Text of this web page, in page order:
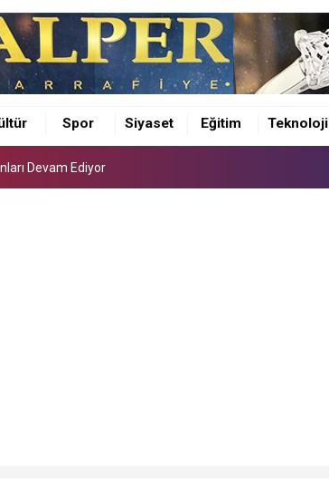
Spor Siyaset Eğitim Teknoloji
Devam Ediyor
Haftası farkındalığı
eğitimini tamamladı
Devam Ediyor